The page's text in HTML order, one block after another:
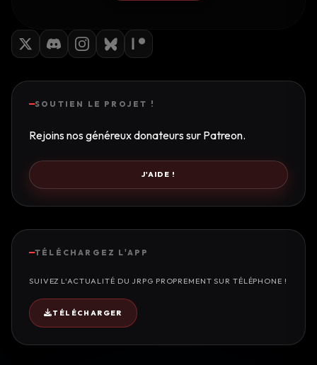
SOUTIEN LE PROJET !
Rejoins nos généreux donateurs sur Patreon.
J'AIDE !
TÉLÉCHARGEZ L'APP
SUIVEZ L'ACTUALITÉ DU JRPG PROPREMENT SUR TÉLÉPHONE !
TÉLÉCHARGER